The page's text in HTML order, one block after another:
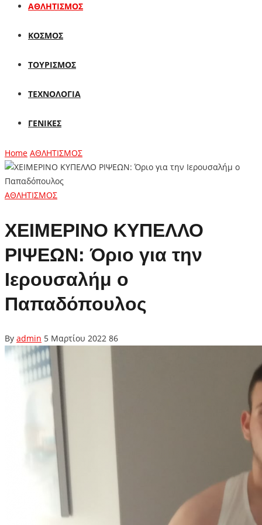
ΑΘΛΗΤΙΣΜΟΣ
ΚΟΣΜΟΣ
ΤΟΥΡΙΣΜΟΣ
ΤΕΧΝΟΛΟΓΙΑ
ΓΕΝΙΚΕΣ
Home ΑΘΛΗΤΙΣΜΟΣ
ΑΘΛΗΤΙΣΜΟΣ
ΧΕΙΜΕΡΙΝΟ ΚΥΠΕΛΛΟ
ΡΙΨΕΩΝ: Όριο για την
Ιερουσαλήμ ο
Παπαδόπουλος
By admin 5 Μαρτίου 2022 86